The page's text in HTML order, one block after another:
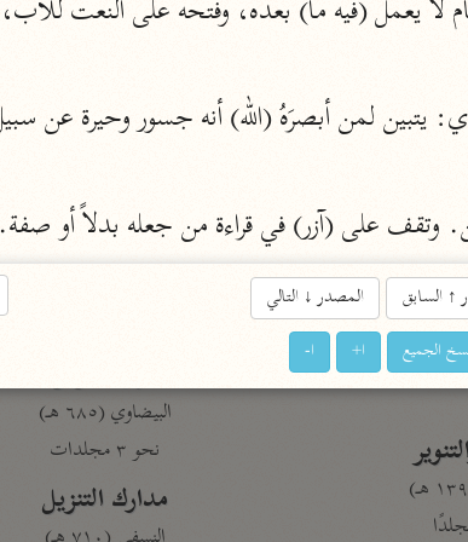
مركَّزة العبارة
تفسير الجلالين
نحو مجلد
جامع البيان
أنوار التنزيل
البيضاوي (٦٨٥ هـ)
نحو ٣ مجلدات
مدارك التنزيل
وتقف على (آزر) في قراءة من جعله بدلاً أو صفة.
↑السابق المصدر↓التالي
الجميع ا+ ا-